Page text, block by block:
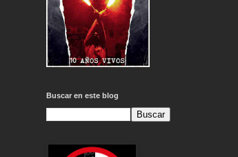
Buscar en este blog